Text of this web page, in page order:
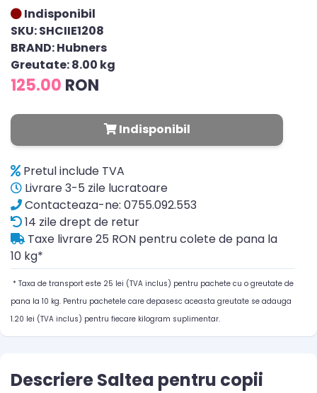
Indisponibil
SKU: SHCIIE1208
BRAND: Hubners
Greutate: 8.00 kg
125.00 RON
Indisponibil
Pretul include TVA
Livrare 3-5 zile lucratoare
Contacteaza-ne: 0755.092.553
14 zile drept de retur
Taxe livrare 25 RON pentru colete de pana la
10 kg*
* Taxa de transport este 25 lei (TVA inclus) pentru pachete cu o greutate de
pana la 10 kg. Pentru pachetele care depasesc aceasta greutate se adauga
1.20 lei (TVA inclus) pentru fiecare kilogram suplimentar.
Descriere Saltea pentru copii